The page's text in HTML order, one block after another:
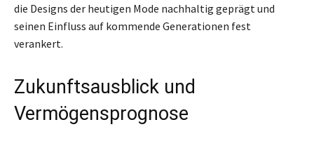
die Designs der heutigen Mode nachhaltig geprägt und
seinen Einfluss auf kommende Generationen fest
verankert.
Zukunftsausblick und
Vermögensprognose